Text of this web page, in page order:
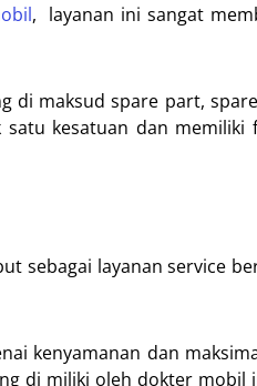
, layanan ini sangat
di maksud spare part,
kesatuan dan
sebagai layanan service
kenyamanan dan
di miliki oleh dokter